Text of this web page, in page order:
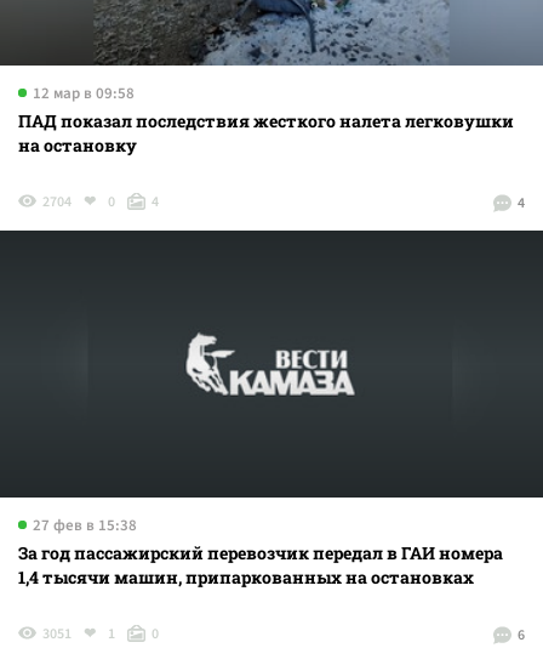
12 мар в 09:58
ПАД показал последствия жесткого налета легковушки
на остановку
4
2704 0 4
27 фев в 15:38
За год пассажирский перевозчик передал в ГАИ номера
1,4 тысячи машин, припаркованных на остановках
6
3051 1 0